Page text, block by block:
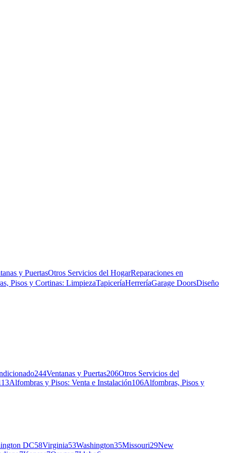
y PuertasOtros Servicios del HogarReparaciones en
Pisos y Cortinas: LimpiezaTapiceríaHerreríaGarage DoorsDiseño
244Ventanas y Puertas206Otros Servicios del
Alfombras y Pisos: Venta e Instalación106Alfombras, Pisos y
DC58Virginia53Washington35Missouri29New